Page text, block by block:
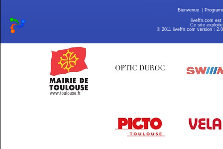
Bienvenue
liveffn.com est
Ce site
© 2011 liveffn.com version :